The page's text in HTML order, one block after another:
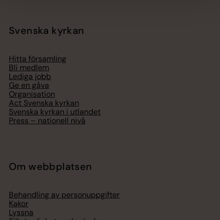
Svenska kyrkan
Hitta församling
Bli medlem
Lediga jobb
Ge en gåva
Organisation
Act Svenska kyrkan
Svenska kyrkan i utlandet
Press – nationell nivå
Om webbplatsen
Behandling av personuppgifter
Kakor
Lyssna